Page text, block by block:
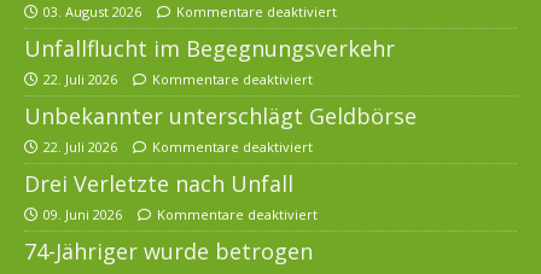
03. August 2026 Kommentare deaktiviert
Unfallflucht im Begegnungsverkehr
22. Juli 2026 Kommentare deaktiviert
Unbekannter unterschlägt Geldbörse
22. Juli 2026 Kommentare deaktiviert
Drei Verletzte nach Unfall
09. Juni 2026 Kommentare deaktiviert
74-Jähriger wurde betrogen